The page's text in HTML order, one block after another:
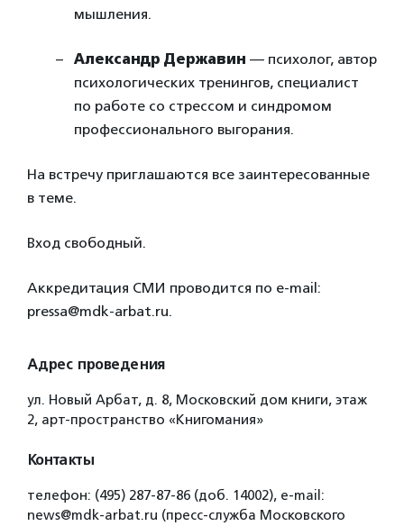
мышления.
Александр Державин — психолог, автор
психологических тренингов, специалист
по работе со стрессом и синдромом
профессионального выгорания.
На встречу приглашаются все заинтересованные
в теме.
Вход свободный.
Аккредитация СМИ проводится по e-mail:
pressa@mdk-arbat.ru.
Адрес проведения
ул. Новый Арбат, д. 8, Московский дом книги, этаж
2, арт-пространство «Книгомания»
Контакты
телефон: (495) 287-87-86 (доб. 14002), е-mail:
news@mdk-arbat.ru­ (пресс-служба Московского